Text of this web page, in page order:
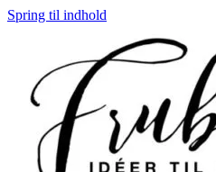
Spring til indhold